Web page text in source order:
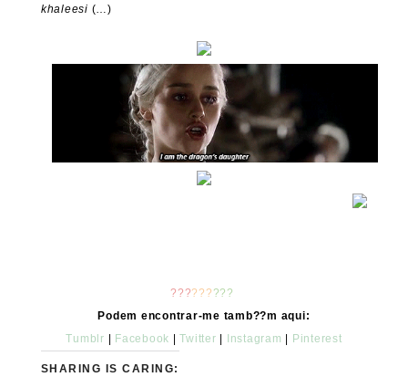
khaleesi (…)
?????? ???
Podem encontrar-me tamb??m aqui:
Tumblr
Facebook |Twitter Instagram Pinterest
SHARING IS CARING: